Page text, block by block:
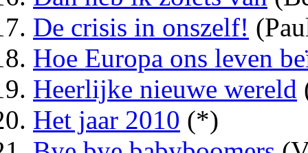
De crisis in onszelf!
Hoe Europa ons leven
Heerlijke nieuwe wereld
Het jaar 2010 (*)